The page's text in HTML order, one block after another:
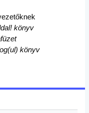
könyv
könyv